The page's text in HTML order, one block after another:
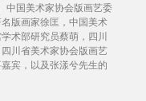
中国美术家协会版画艺委
版画家徐匡，中国美术
术部研究员蔡萌，四川
川省美术家协会版画艺
宾，以及张漾兮先生的